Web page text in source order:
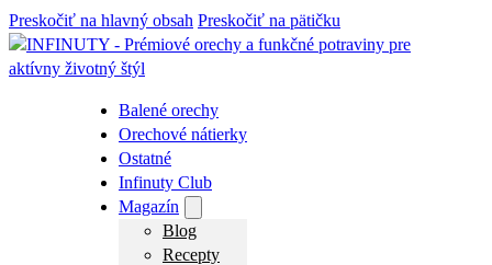
Preskočiť na hlavný obsah Preskočiť na pätičku
Balené orechy
Orechové nátierky
Ostatné
Infinuty Club
Magazín
Blog
Recepty